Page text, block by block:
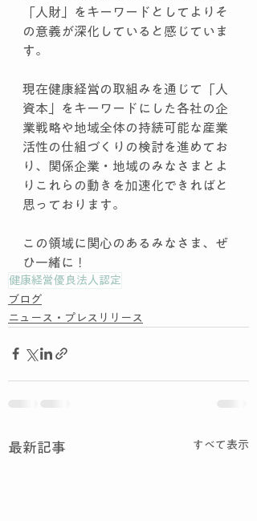
「人財」をキーワードとしてよりそ
の意義が深化していると感じていま
す。
現在健康経営の取組みを通じて「人
資本」をキーワードにした各社の企
業戦略や地域全体の持続可能な産業
活性の仕組づくりの検討を進めてお
り、関係企業・地域のみなさまとよ
りこれらの動きを加速化できればと
思っております。
この領域に関心のあるみなさま、ぜ
ひ一緒に！
健康経営優良法人認定
ブログ
ニュース・プレスリリース
最新記事 すべて表示